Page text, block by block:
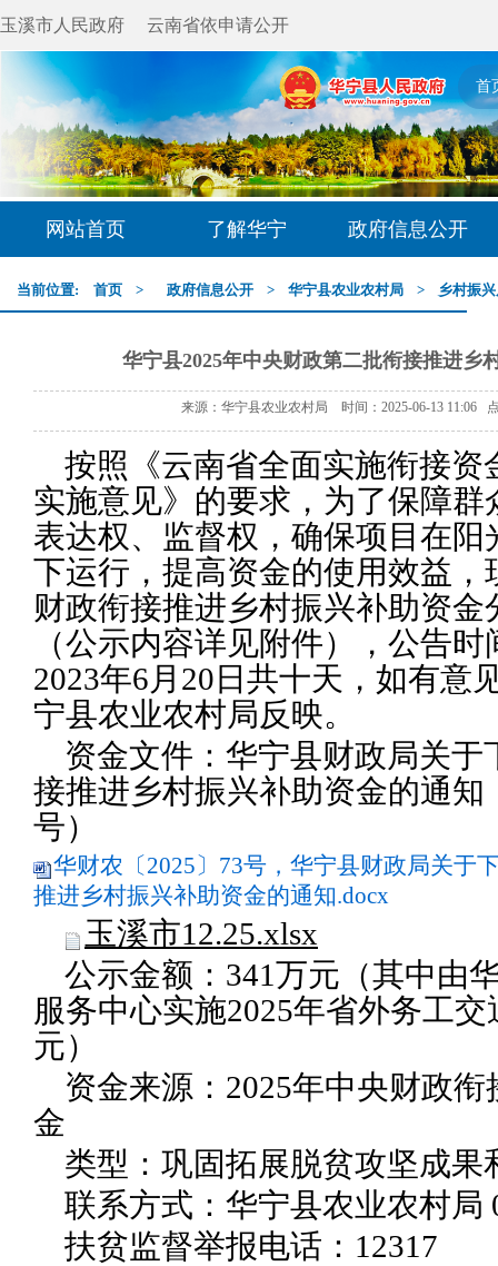
玉溪市人民政府 云南省依申请公开
首
网站首页 了解华宁 政府信息公开
当前位置: 首页 > 政府信息公开 > 华宁县农业农村局 > 乡村振
华宁县2025年中央财政第二批衔接推进乡
来源：华宁县农业农村局 时间：2025-06-13 11:06
按照《云南省全面实施衔接资
实施意见》的要求，为了保障
表达权、监督权，确保项目在
下运行，提高资金的使用效益，
财政衔接推进乡村振兴补助资
（公示内容详见附件），公告
2023年6月20日共十天，如有意
宁县农业农村局反映。
资金文件：华宁县财政局关于
接推进乡村振兴补助资金的通知
号）
华财农〔2025〕73号，华宁县财政局关于
推进乡村振兴补助资金的通知.docx
玉溪市12.25.xlsx
公示金额：341万元（其中由
服务中心实施2025年省外务工
元）
资金来源：2025年中央财政
金
类型：巩固拓展脱贫攻坚成果
联系方式：华宁县农业农村局
扶贫监督举报电话：12317